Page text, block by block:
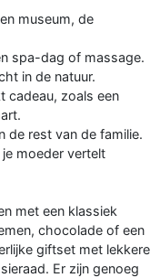
museum, de
spa-dag of massage.
in de natuur.
cadeau, zoals een
de rest van de familie.
moeder vertelt
met een klassiek
chocolade of een
giftset met lekkere
Er zijn genoeg